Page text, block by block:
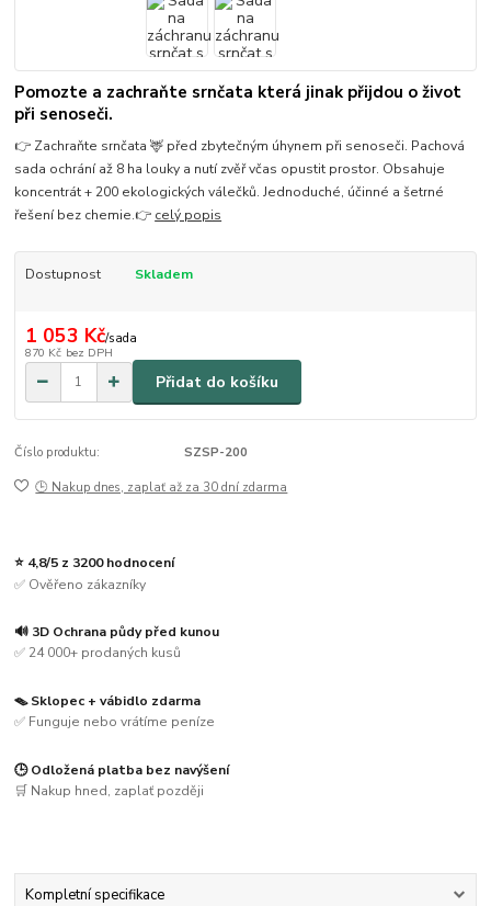
Pomozte a zachraňte srnčata která jinak přijdou o život
při senoseči.
👉 Zachraňte srnčata 🦌 před zbytečným úhynem při senoseči. Pachová
sada ochrání až 8 ha louky a nutí zvěř včas opustit prostor. Obsahuje
koncentrát + 200 ekologických válečků. Jednoduché, účinné a šetrné
řešení bez chemie.👉 celý popis
Dostupnost Skladem
1 053 Kč/sada
870 Kč bez DPH
Přidat do košíku
Číslo produktu: SZSP-200
🕒 Nakup dnes, zaplať až za 30 dní zdarma
⭐ 4,8/5 z 3200 hodnocení
✅ Ověřeno zákazníky
🔊 3D Ochrana půdy před kunou
✅ 24 000+ prodaných kusů
🪤 Sklopec + vábidlo zdarma
✅ Funguje nebo vrátíme peníze
🕒 Odložená platba bez navýšení
🛒 Nakup hned, zaplať později
Kompletní specifikace